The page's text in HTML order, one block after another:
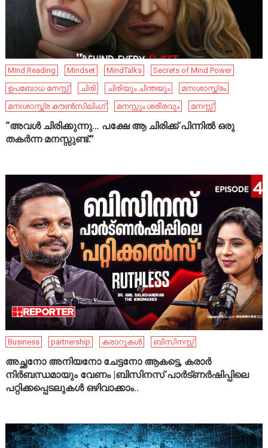
Mind Reading Mindset MindTalks
Secrets of Mind Power
ഉപബോധ മനസ്സ്
ചിരി ചിരിയും ചിന്തയും
മനഃശാസ്ത്രം
മനഃശാസ്ത്ര കൗൺസിലിംഗ്
മനസ്സും ശരീരവും മനസ്സ്
“അവൾ ചിരിക്കുന്നു… പക്ഷേ ആ ചിരിക്ക് പിന്നിൽ ഒരു
തകർന്ന മനസ്സുണ്ട്.”
Business partnership കരാറുകൾ ബിസിനസ്സ്
അച്ഛനോ അനിയനോ ചേട്ടനോ ആകട്ടെ, കരാർ
നിർബന്ധമായും വേണം |ബിസിനസ് പാർട്ണർഷിപ്പിലെ
പറ്റിക്കപ്പെടലുകൾ ഒഴിവാക്കാം..